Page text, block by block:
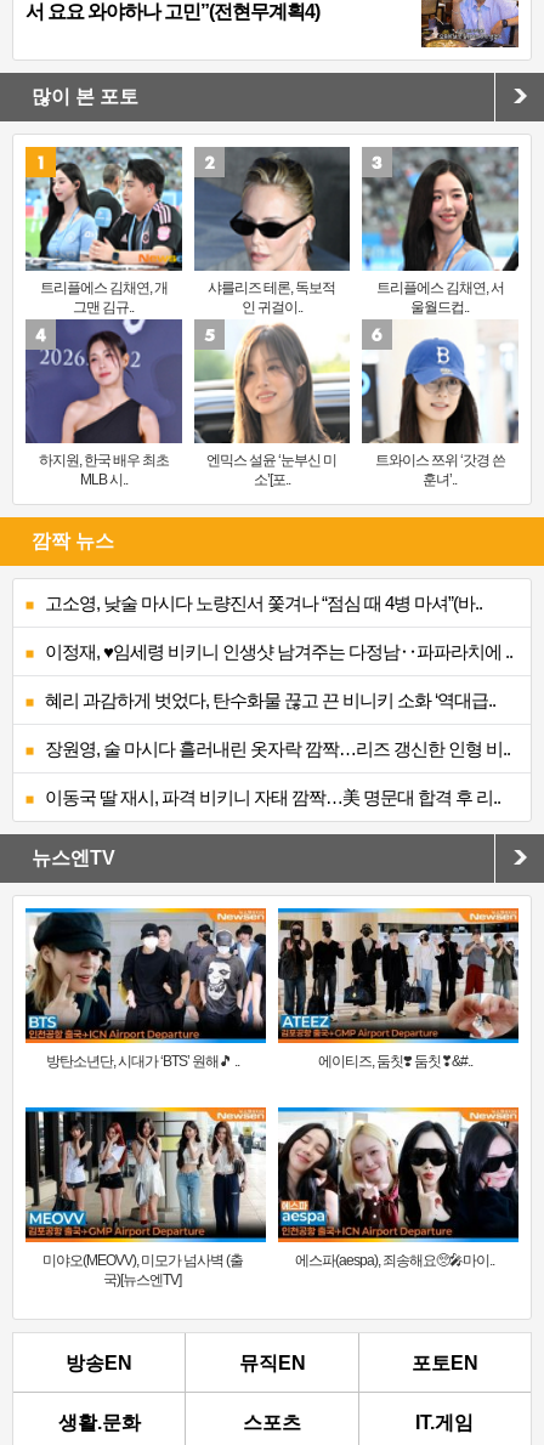
서 요요 와야하나 고민”(전현무계획4)
많이 본 포토
트리플에스 김채연, 개
그맨 김규..
샤를리즈 테론, 독보적
인 귀걸이..
트리플에스 김채연, 서
울월드컵..
하지원, 한국 배우 최초
MLB 시..
엔믹스 설윤 ‘눈부신 미
소’[포..
트와이스 쯔위 ‘갓경 쓴
훈녀’..
깜짝 뉴스
고소영, 낮술 마시다 노량진서 쫓겨나 “점심 때 4병 마셔”(바..
이정재, ♥임세령 비키니 인생샷 남겨주는 다정남‥파파라치에 ..
혜리 과감하게 벗었다, 탄수화물 끊고 끈 비니키 소화 ‘역대급..
장원영, 술 마시다 흘러내린 옷자락 깜짝…리즈 갱신한 인형 비..
이동국 딸 재시, 파격 비키니 자태 깜짝…美 명문대 합격 후 리..
뉴스엔TV
방탄소년단, 시대가 ‘BTS’ 원해🎵 .. 에이티즈, 둠칫❣️ 둠칫❣&#..
미야오(MEOVV), 미모가 넘사벽 (출
국)[뉴스엔TV]
에스파(aespa), 죄송해요🥺🎤마이..
방송EN 뮤직EN 포토EN
생활.문화 스포츠 IT.게임